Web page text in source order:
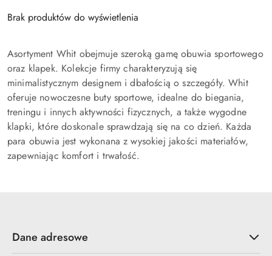
Brak produktów do wyświetlenia
Asortyment Whit obejmuje szeroką gamę obuwia sportowego
oraz klapek. Kolekcje firmy charakteryzują się
minimalistycznym designem i dbałością o szczegóły. Whit
oferuje nowoczesne buty sportowe, idealne do biegania,
treningu i innych aktywności fizycznych, a także wygodne
klapki, które doskonale sprawdzają się na co dzień. Każda
para obuwia jest wykonana z wysokiej jakości materiałów,
zapewniając komfort i trwałość.
Dane adresowe